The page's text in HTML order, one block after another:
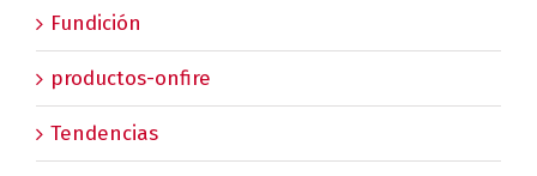
Fundición
productos-onfire
Tendencias